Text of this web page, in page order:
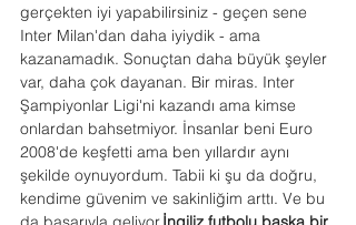
gerçekten iyi yapabilirsiniz - geçen sene
Inter Milan'dan daha iyiydik - ama
kazanamadık. Sonuçtan daha büyük şeyler
var, daha çok dayanan. Bir miras. Inter
Şampiyonlar Ligi'ni kazandı ama kimse
onlardan bahsetmiyor. İnsanlar beni Euro
2008'de keşfetti ama ben yıllardır aynı
şekilde oynuyordum. Tabii ki şu da doğru,
kendime güvenim ve sakinliğim arttı. Ve bu